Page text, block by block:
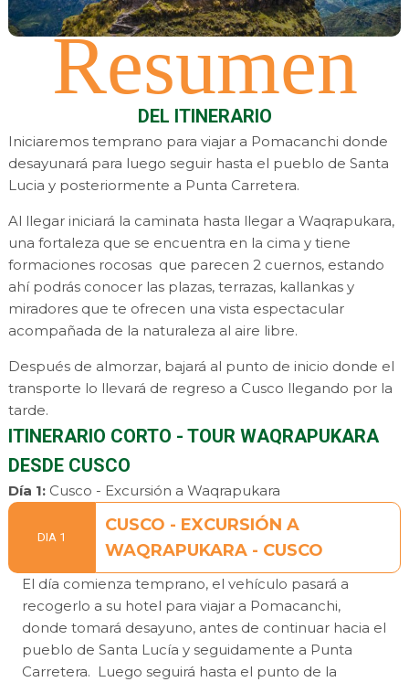
Resumen
DEL ITINERARIO
Iniciaremos temprano para viajar a Pomacanchi donde
desayunará para luego seguir hasta el pueblo de Santa
Lucia y posteriormente a Punta Carretera.
Al llegar iniciará la caminata hasta llegar a Waqrapukara,
una fortaleza que se encuentra en la cima y tiene
formaciones rocosas que parecen 2 cuernos, estando
ahí podrás conocer las plazas, terrazas, kallankas y
miradores que te ofrecen una vista espectacular
acompañada de la naturaleza al aire libre.
Después de almorzar, bajará al punto de inicio donde el
transporte lo llevará de regreso a Cusco llegando por la
tarde.
ITINERARIO CORTO - TOUR WAQRAPUKARA
DESDE CUSCO
Día 1: Cusco - Excursión a Waqrapukara
DIA 1
CUSCO - EXCURSIÓN A
WAQRAPUKARA - CUSCO
El día comienza temprano, el vehículo pasará a
recogerlo a su hotel para viajar a Pomacanchi,
donde tomará desayuno, antes de continuar hacia el
pueblo de Santa Lucía y seguidamente a Punta
Carretera. Luego seguirá hasta el punto de la